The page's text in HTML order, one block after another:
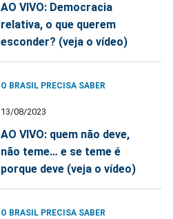
AO VIVO: Democracia
relativa, o que querem
esconder? (veja o vídeo)
O BRASIL PRECISA SABER
13/08/2023
AO VIVO: quem não deve,
não teme… e se teme é
porque deve (veja o vídeo)
O BRASIL PRECISA SABER